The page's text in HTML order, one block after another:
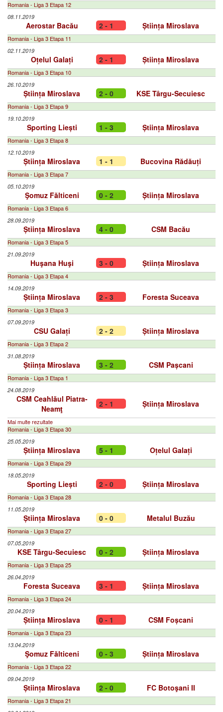
Romania - Liga 3 Etapa 12
08.11.2019
Aerostar Bacău 2 - 1 Știința Miroslava
Romania - Liga 3 Etapa 11
02.11.2019
Oțelul Galați 2 - 1 Știința Miroslava
Romania - Liga 3 Etapa 10
26.10.2019
Știința Miroslava 2 - 0 KSE Târgu-Secuiesc
Romania - Liga 3 Etapa 9
19.10.2019
Sporting Liești 1 - 3 Știința Miroslava
Romania - Liga 3 Etapa 8
12.10.2019
Știința Miroslava 1 - 1 Bucovina Rădăuți
Romania - Liga 3 Etapa 7
05.10.2019
Şomuz Fălticeni 0 - 2 Știința Miroslava
Romania - Liga 3 Etapa 6
28.09.2019
Știința Miroslava 4 - 0 CSM Bacău
Romania - Liga 3 Etapa 5
21.09.2019
Huşana Huşi 3 - 0 Știința Miroslava
Romania - Liga 3 Etapa 4
14.09.2019
Știința Miroslava 2 - 3 Foresta Suceava
Romania - Liga 3 Etapa 3
07.09.2019
CSU Galați 2 - 2 Știința Miroslava
Romania - Liga 3 Etapa 2
31.08.2019
Știința Miroslava 3 - 2 CSM Pașcani
Romania - Liga 3 Etapa 1
24.08.2019
CSM Ceahlăul Piatra-
Neamţ
2 - 1 Știința Miroslava
Mai multe rezultate
Romania - Liga 3 Etapa 30
25.05.2019
Știința Miroslava 5 - 1 Oțelul Galați
Romania - Liga 3 Etapa 29
18.05.2019
Sporting Liești 2 - 0 Știința Miroslava
Romania - Liga 3 Etapa 28
11.05.2019
Știința Miroslava 0 - 0 Metalul Buzău
Romania - Liga 3 Etapa 27
07.05.2019
KSE Târgu-Secuiesc 0 - 2 Știința Miroslava
Romania - Liga 3 Etapa 25
26.04.2019
Foresta Suceava 3 - 1 Știința Miroslava
Romania - Liga 3 Etapa 24
20.04.2019
Știința Miroslava 0 - 1 CSM Foșcani
Romania - Liga 3 Etapa 23
13.04.2019
Şomuz Fălticeni 0 - 3 Știința Miroslava
Romania - Liga 3 Etapa 22
09.04.2019
Știința Miroslava 2 - 0 FC Botoşani II
Romania - Liga 3 Etapa 21